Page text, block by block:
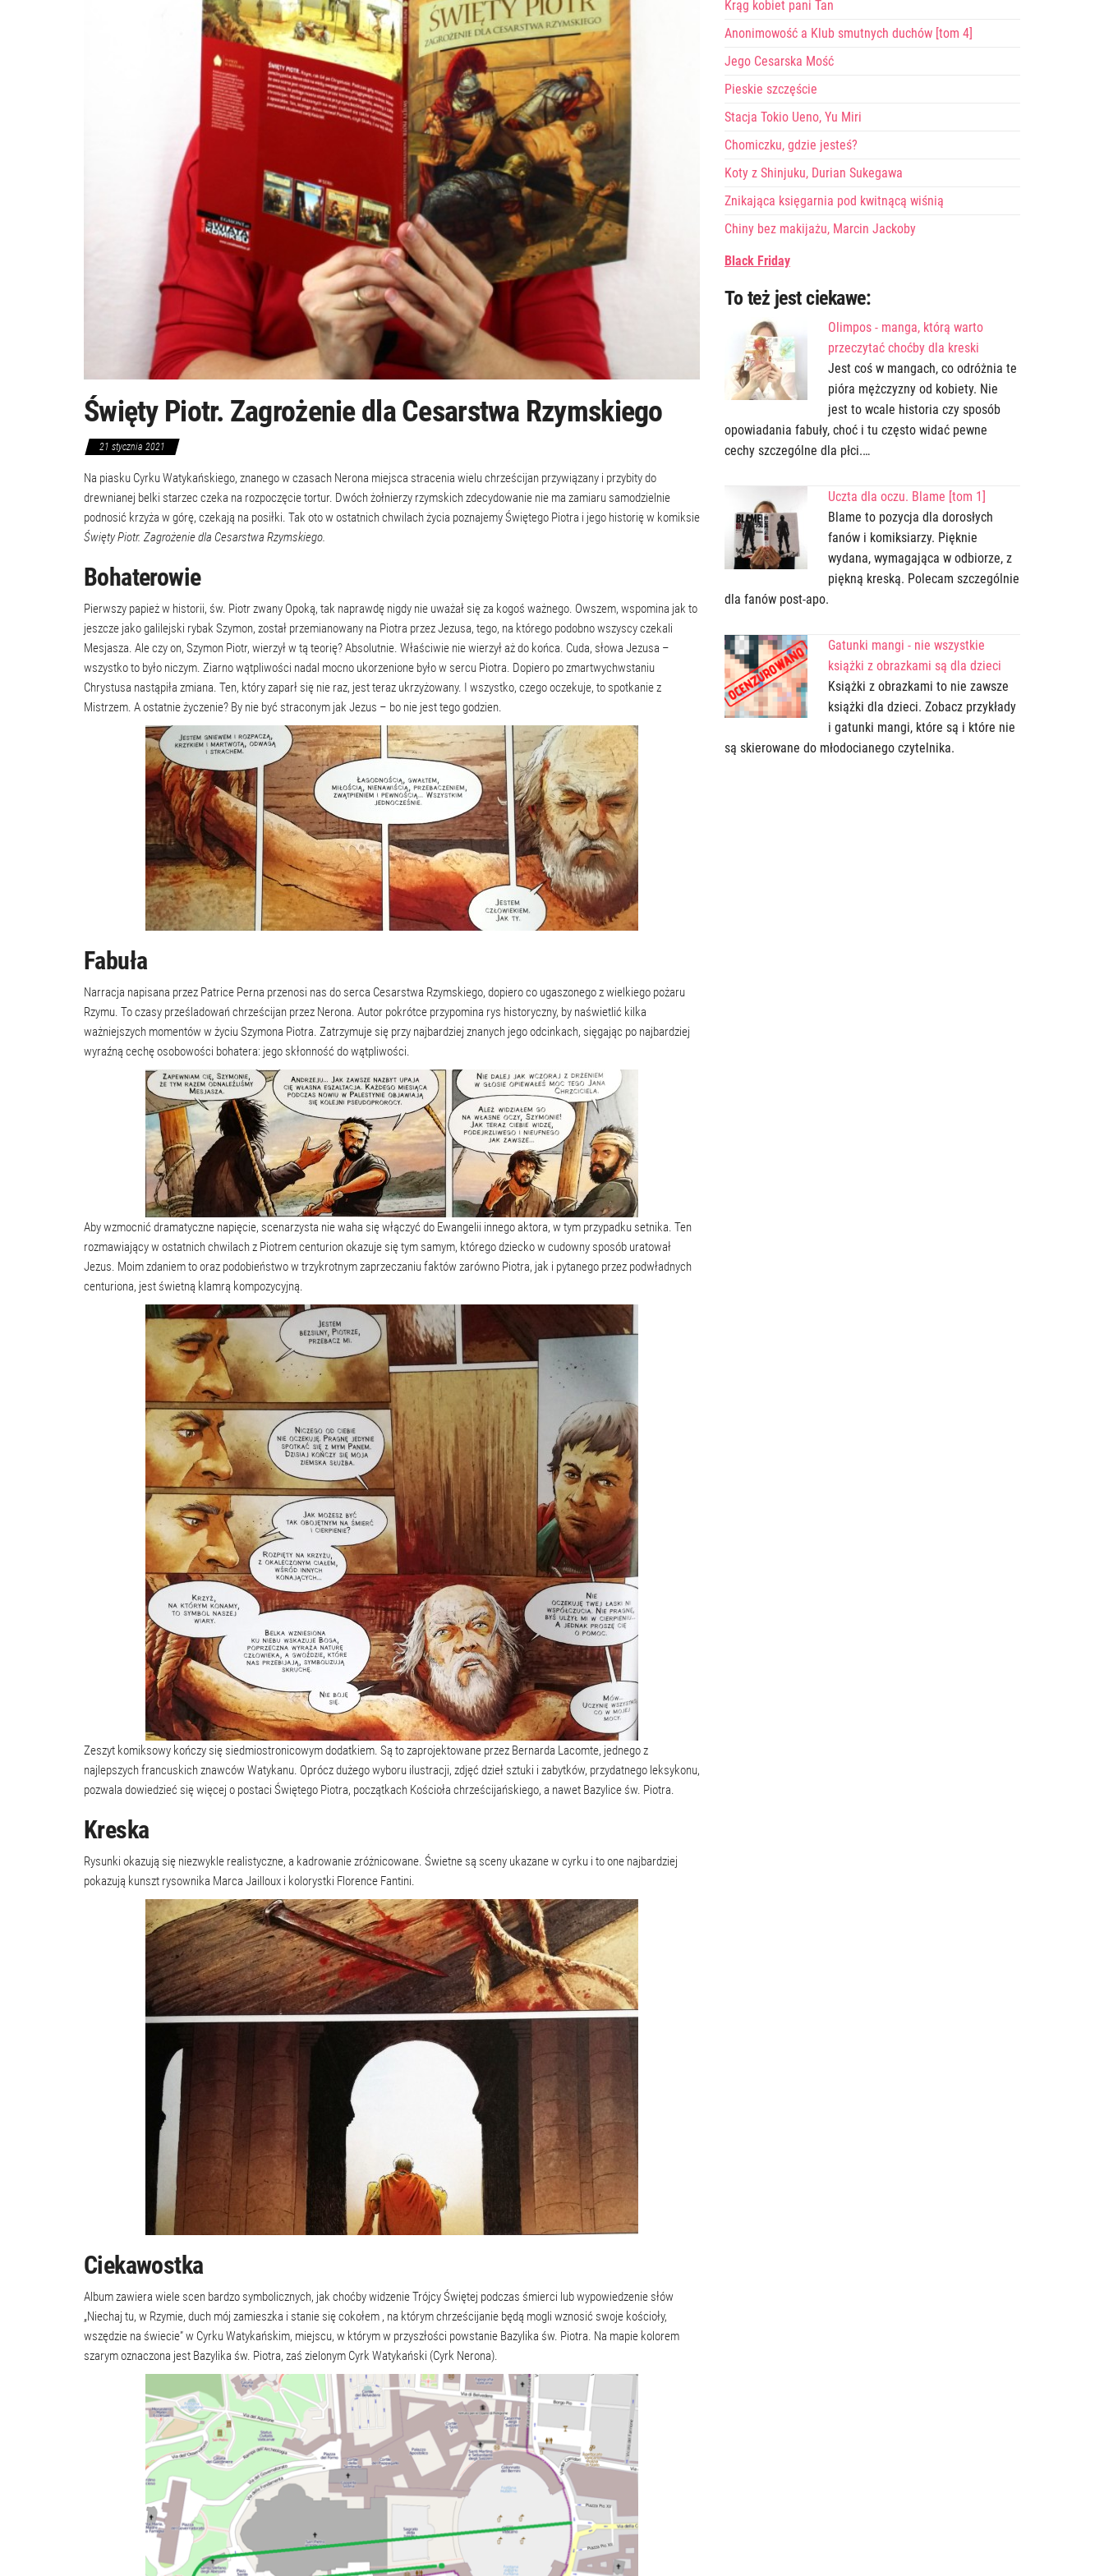
Święty Piotr. Zagrożenie dla Cesarstwa Rzymskiego
21 stycznia 2021
Na piasku Cyrku Watykańskiego, znanego w czasach Nerona miejsca stracenia wielu chrześcijan przywiązany i przybity do
drewnianej belki starzec czeka na rozpoczęcie tortur. Dwóch żołnierzy rzymskich zdecydowanie nie ma zamiaru samodzielnie
podnosić krzyża w górę, czekają na posiłki. Tak oto w ostatnich chwilach życia poznajemy Świętego Piotra i jego historię w komiksie
Święty Piotr. Zagrożenie dla Cesarstwa Rzymskiego.
Bohaterowie
Pierwszy papież w historii, św. Piotr zwany Opoką, tak naprawdę nigdy nie uważał się za kogoś ważnego. Owszem, wspomina jak to
jeszcze jako galilejski rybak Szymon, został przemianowany na Piotra przez Jezusa, tego, na którego podobno wszyscy czekali
Mesjasza. Ale czy on, Szymon Piotr, wierzył w tą teorię? Absolutnie. Właściwie nie wierzył aż do końca. Cuda, słowa Jezusa –
wszystko to było niczym. Ziarno wątpliwości nadal mocno ukorzenione było w sercu Piotra. Dopiero po zmartwychwstaniu
Chrystusa nastąpiła zmiana. Ten, który zaparł się nie raz, jest teraz ukrzyżowany. I wszystko, czego oczekuje, to spotkanie z
Mistrzem. A ostatnie życzenie? By nie być straconym jak Jezus – bo nie jest tego godzien.
Fabuła
Narracja napisana przez Patrice Perna przenosi nas do serca Cesarstwa Rzymskiego, dopiero co ugaszonego z wielkiego pożaru
Rzymu. To czasy prześladowań chrześcijan przez Nerona. Autor pokrótce przypomina rys historyczny, by naświetlić kilka
ważniejszych momentów w życiu Szymona Piotra. Zatrzymuje się przy najbardziej znanych jego odcinkach, sięgając po najbardziej
wyraźną cechę osobowości bohatera: jego skłonność do wątpliwości.
Aby wzmocnić dramatyczne napięcie, scenarzysta nie waha się włączyć do Ewangelii innego aktora, w tym przypadku setnika. Ten
rozmawiający w ostatnich chwilach z Piotrem centurion okazuje się tym samym, którego dziecko w cudowny sposób uratował
Jezus. Moim zdaniem to oraz podobieństwo w trzykrotnym zaprzeczaniu faktów zarówno Piotra, jak i pytanego przez podwładnych
centuriona, jest świetną klamrą kompozycyjną.
Zeszyt komiksowy kończy się siedmiostronicowym dodatkiem. Są to zaprojektowane przez Bernarda Lacomte, jednego z
najlepszych francuskich znawców Watykanu. Oprócz dużego wyboru ilustracji, zdjęć dzieł sztuki i zabytków, przydatnego leksykonu,
pozwala dowiedzieć się więcej o postaci Świętego Piotra, początkach Kościoła chrześcijańskiego, a nawet Bazylice św. Piotra.
Kreska
Rysunki okazują się niezwykle realistyczne, a kadrowanie zróżnicowane. Świetne są sceny ukazane w cyrku i to one najbardziej
pokazują kunszt rysownika Marca Jailloux i kolorystki Florence Fantini.
Ciekawostka
Album zawiera wiele scen bardzo symbolicznych, jak choćby widzenie Trójcy Świętej podczas śmierci lub wypowiedzenie słów
„Niechaj tu, w Rzymie, duch mój zamieszka i stanie się cokołem , na którym chrześcijanie będą mogli wznosić swoje kościoły,
wszędzie na świecie” w Cyrku Watykańskim, miejscu, w którym w przyszłości powstanie Bazylika św. Piotra. Na mapie kolorem
szarym oznaczona jest Bazylika św. Piotra, zaś zielonym Cyrk Watykański (Cyrk Nerona).
Krąg kobiet pani Tan
Anonimowość a Klub smutnych duchów [tom 4]
Jego Cesarska Mość
Pieskie szczęście
Stacja Tokio Ueno, Yu Miri
Chomiczku, gdzie jesteś?
Koty z Shinjuku, Durian Sukegawa
Znikająca księgarnia pod kwitnącą wiśnią
Chiny bez makijażu, Marcin Jackoby
Black Friday
To też jest ciekawe:
Olimpos - manga, którą warto
przeczytać choćby dla kreski
Jest coś w mangach, co odróżnia te
pióra mężczyzny od kobiety. Nie
jest to wcale historia czy sposób
opowiadania fabuły, choć i tu często widać pewne
cechy szczególne dla płci.…
Uczta dla oczu. Blame [tom 1]
Blame to pozycja dla dorosłych
fanów i komiksiarzy. Pięknie
wydana, wymagająca w odbiorze, z
piękną kreską. Polecam szczególnie
dla fanów post-apo.
Gatunki mangi - nie wszystkie
książki z obrazkami są dla dzieci
Książki z obrazkami to nie zawsze
książki dla dzieci. Zobacz przykłady
i gatunki mangi, które są i które nie
są skierowane do młodocianego czytelnika.